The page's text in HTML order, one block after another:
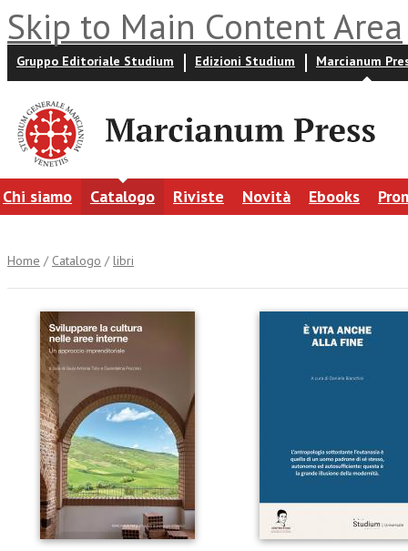
Skip to Main Content Area
Gruppo Editoriale Studium Edizioni Studium Marcianum
Chi siamo Catalogo Riviste Novità Ebooks
Home / Catalogo / libri